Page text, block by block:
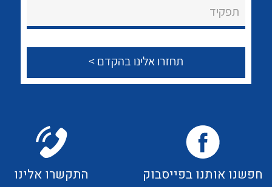
תפקיד
חפשנו אותנו בפייסבוק התקשרו אלינו